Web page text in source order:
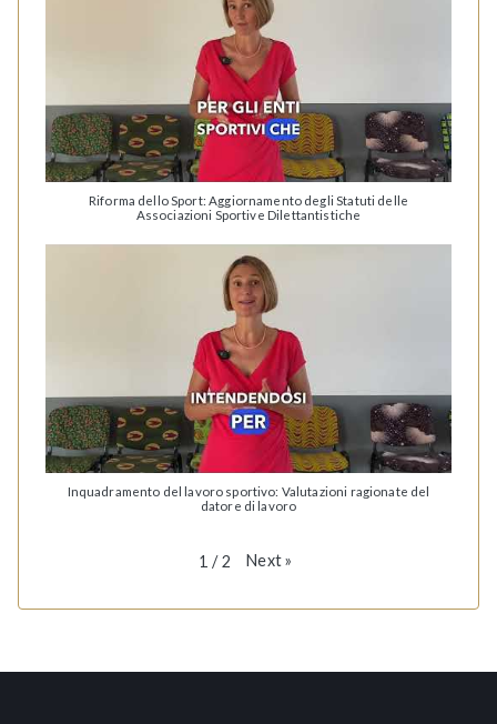
Riforma dello Sport: Aggiornamento degli Statuti delle
Associazioni Sportive Dilettantistiche
Inquadramento del lavoro sportivo: Valutazioni ragionate del
datore di lavoro
1 / 2 Next»